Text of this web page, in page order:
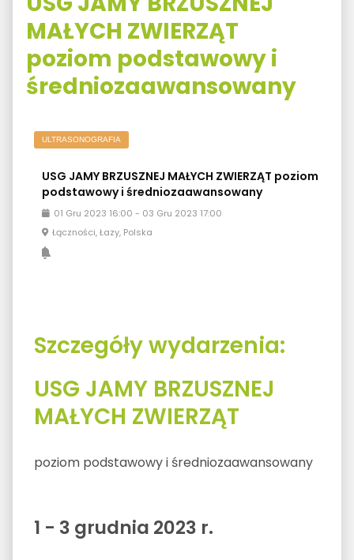
MAŁYCH ZWIERZĄT
poziom podstawowy i
średniozaawansowany
ULTRASONOGRAFIA
USG JAMY BRZUSZNEJ MAŁYCH ZWIERZĄT poziom
podstawowy i średniozaawansowany
01 Gru 2023 16:00 - 03 Gru 2023 17:00
Łączności, Łazy, Polska
Szczegóły wydarzenia:
USG JAMY BRZUSZNEJ
MAŁYCH ZWIERZĄT
poziom podstawowy i średniozaawansowany
1 - 3 grudnia 2023 r.